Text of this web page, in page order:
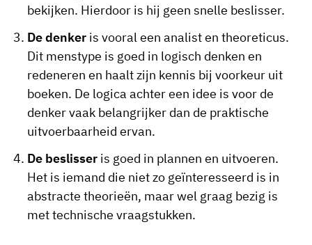
bekijken. Hierdoor is hij geen snelle beslisser.
De denkeris vooral een analist en theoreticus.
Dit menstype is goed in logisch denken en
redeneren en haalt zijn kennis bij voorkeur uit
boeken. De logica achter een idee is voor de
denker vaak belangrijker dan de praktische
uitvoerbaarheid ervan.
De beslisseris goed in plannen en uitvoeren.
Het is iemand die niet zo geïnteresseerd is in
abstracte theorieën, maar wel graag bezig is
met technische vraagstukken.